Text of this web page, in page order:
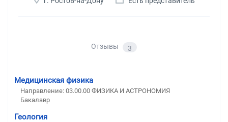
Отзывы 3
Медицинская физика
Направление: 03.00.00 ФИЗИКА И АСТРОНОМИЯ
Бакалавр
Геология